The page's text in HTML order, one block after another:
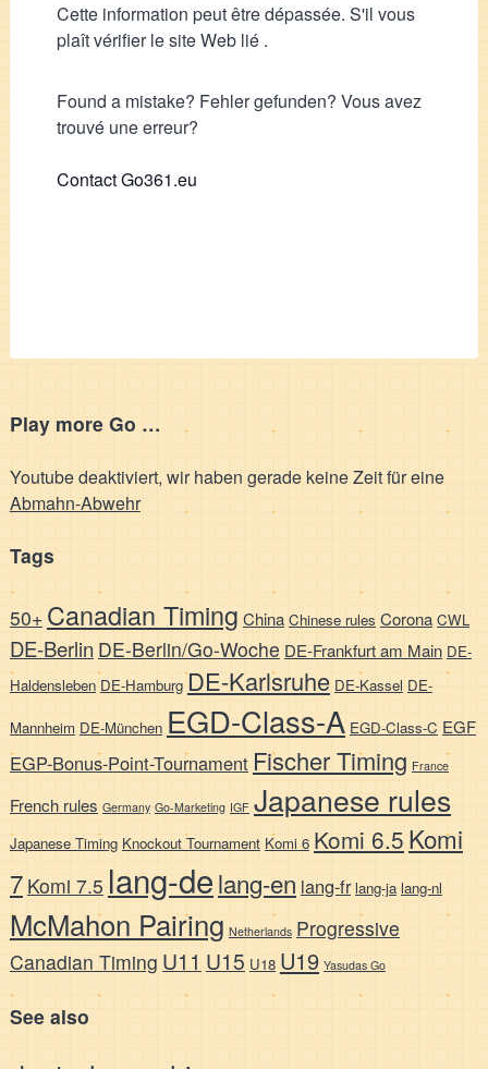
Cette information peut être dépassée. S'il vous
plaît vérifier le site Web lié .
Found a mistake? Fehler gefunden? Vous avez
trouvé une erreur?
Contact Go361.eu
Play more Go …
Youtube deaktiviert, wir haben gerade keine Zeit für eine
Abmahn-Abwehr
Tags
50+ Canadian Timing China Chinese rules Corona CWL
DE-Berlin DE-Berlin/Go-Woche DE-Frankfurt am Main DE-
Haldensleben DE-Hamburg DE-Karlsruhe DE-Kassel DE-
Mannheim DE-München EGD-Class-A EGD-Class-C EGF
EGP-Bonus-Point-Tournament Fischer Timing France
French rules Germany Go-Marketing IGF Japanese rules
Japanese Timing Knockout Tournament Komi 6 Komi 6.5Komi
7 Komi 7.5 lang-delang-en lang-fr lang-ja lang-nl
McMahon Pairing Netherlands Progressive
Canadian Timing U11 U15 U18 U19 Yasudas Go
See also